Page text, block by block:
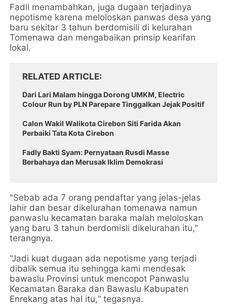
Fadli menambahkan, juga dugaan terjadinya
nepotisme karena meloloskan panwas desa yang
baru sekitar 3 tahun berdomisili di kelurahan
Tomenawa dan mengabaikan prinsip kearifan
lokal.
RELATED ARTICLE
Dari Lari Malam hingga Dorong UMKM, Electric
Colour Run by PLN Parepare Tinggalkan Jejak Positif
Calon Wakil Walikota Cirebon Siti Farida Akan
Perbaiki Tata Kota Cirebon
Fadly Bakti Syam: Pernyataan Rusdi Masse
Berbahaya dan Merusak Iklim Demokrasi
"Sebab ada 7 orang pendaftar yang jelas-jelas
lahir dan besar dikelurahan tomenawa namun
panwaslu kecamatan baraka malah meloloskan
yang baru 3 tahun berdomisli dikelurahan itu,"
terangnya.
"Jadi kuat dugaan ada nepotisme yang terjadi
dibalik semua itu sehingga kami mendesak
bawaslu Provinsi untuk mencopot Panwaslu
Kecamatan Baraka dan Bawaslu Kabupaten
Enrekang atas hal itu,“ tegasnya.